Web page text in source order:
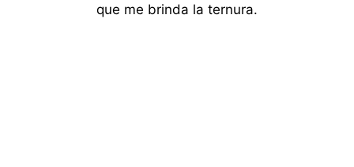
que me brinda la ternura.